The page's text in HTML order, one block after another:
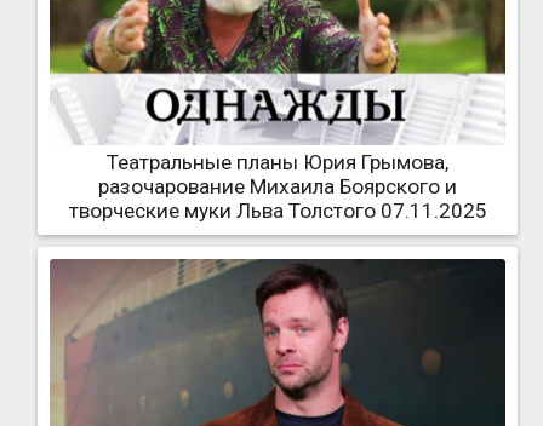
Театральные планы Юрия Грымова,
разочарование Михаила Боярского и
творческие муки Льва Толстого 07.11.2025